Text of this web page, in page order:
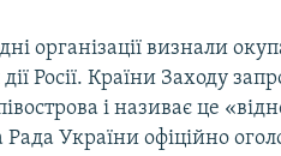
організації визнали
Росії. Країни Заходу
і називає це
України офіційно